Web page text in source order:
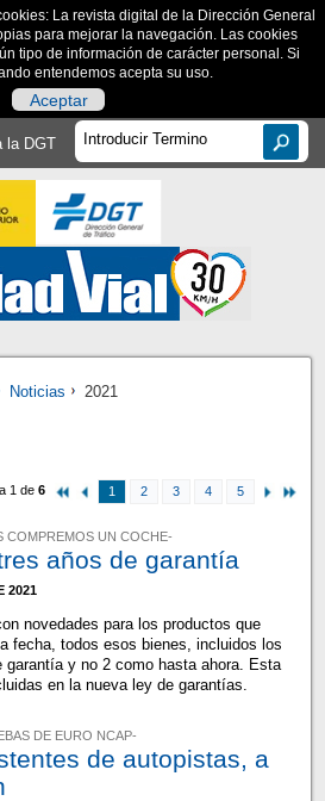
La revista digital de la Dirección General
para mejorar la navegación. Las cookies
tipo de información de carácter personal. Si
entendemos acepta su uso.
Aceptar
la DGT
Noticias 2021
1 de6 1 2 3 4 5
COMPREMOS UN COCHE-
años de garantía
2021
novedades para los productos que
fecha, todos esos bienes, incluidos los
garantía y no 2 como hasta ahora. Esta
en la nueva ley de garantías.
DE EURO NCAP-
de autopistas, a